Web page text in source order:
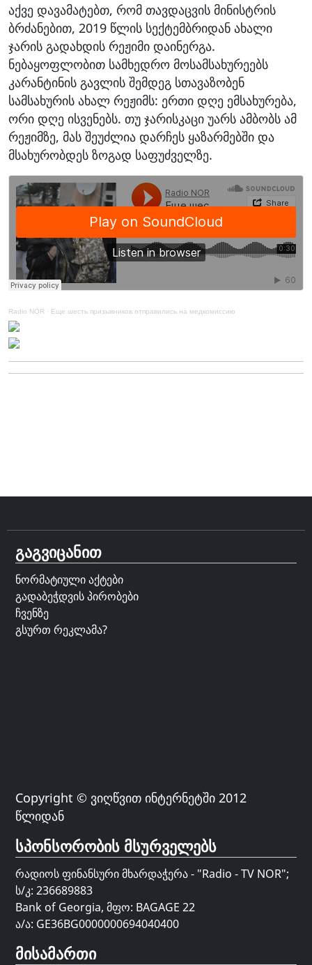
აქვე დავამატებთ, რომ თავდაცვის მინისტრის
ბრძანებით, 2019 წლის სექტემბრიდან ახალი
ჯარის გადახდის რეჟიმი დაინერგა.
ნებაყოფლობით სამხედრო მოსამსახურეებს
კარანტინის გავლის შემდეგ სთავაზობენ
სამსახურის ახალ რეჟიმს: ერთი დღე ემსახურება,
ორი დღე ისვენებს. თუ ჯარისკაცი უარს ამბობს ამ
რეჟიმზე, მას შეუძლია დარჩეს ყაზარმებში და
მსახურობდეს ზოგად საფუძველზე.
Radio NOR · Еще шесть призывников отправились на медкомиссию
გაგვიცანით
ნორმატიული აქტები
გადაბეჭდვის პირობები
ჩვენზე
გსურთ რეკლამა?
Copyright © ვიღწვით ინტერნეტში 2012
წლიდან
სპონსორობის მსურველებს
რადიოს ფინანსური მხარდაჭერა - "Radio - TV NOR";
ს/კ: 236689883
Bank of Georgia, მფო: BAGAGE 22
ა/ა: GE36BG0000000694040400
მისამართი